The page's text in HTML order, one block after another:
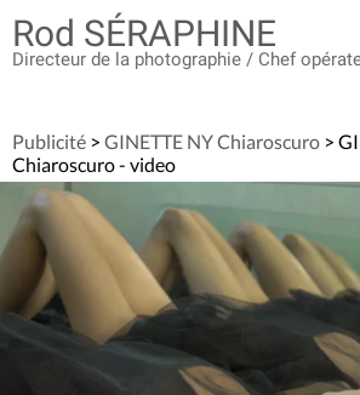
Rod SÉRAPHINE
Directeur de la photographie / Chef
PUBLICITÉ
CLIP VIDÉO
DOCUMENTAIRE
EN TOURNAGE
Publicité > GINETTE NY Chiaroscuro >
Chiaroscuro - video